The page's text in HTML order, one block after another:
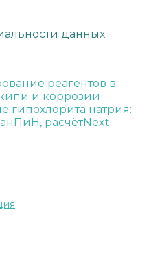
данных
реагентов в
и коррозии
гипохлорита натрия:
расчётNext